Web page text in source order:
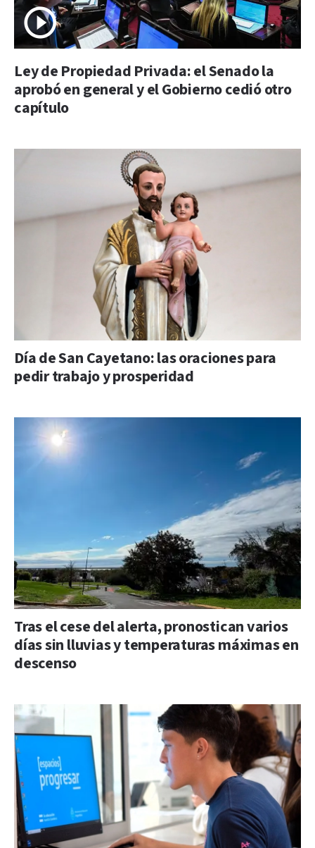
Ley de Propiedad Privada: el Senado la
aprobó en general y el Gobierno cedió otro
capítulo
Día de San Cayetano: las oraciones para
pedir trabajo y prosperidad
Tras el cese del alerta, pronostican varios
días sin lluvias y temperaturas máximas en
descenso